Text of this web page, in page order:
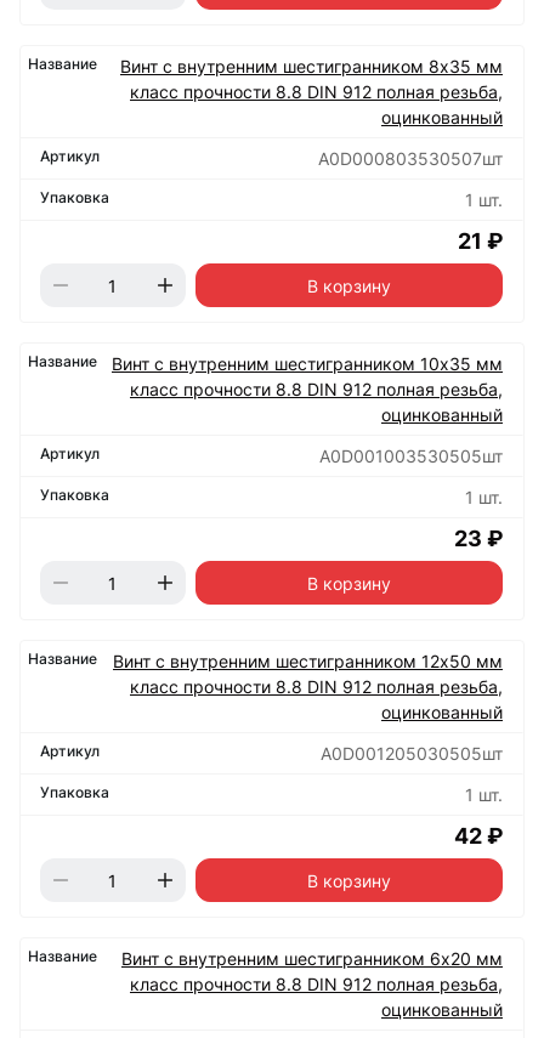
Винт с внутренним шестигранником 8х35 мм
класс прочности 8.8 DIN 912 полная резьба,
оцинкованный
А0D000803530507шт
1 шт.
21 ₽
В корзину
Винт с внутренним шестигранником 10х35 мм
класс прочности 8.8 DIN 912 полная резьба,
оцинкованный
А0D001003530505шт
1 шт.
23 ₽
В корзину
Винт с внутренним шестигранником 12х50 мм
класс прочности 8.8 DIN 912 полная резьба,
оцинкованный
А0D001205030505шт
1 шт.
42 ₽
В корзину
Винт с внутренним шестигранником 6х20 мм
класс прочности 8.8 DIN 912 полная резьба,
оцинкованный